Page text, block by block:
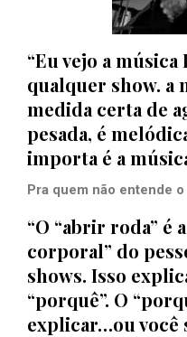
“Eu vejo a
qualquer show. a
medida certa de
pesada, é
importa é a
Pra quem não entende
“O “abrir roda” é
corporal” do
shows. Isso
“porquê”. O
explicar…ou você